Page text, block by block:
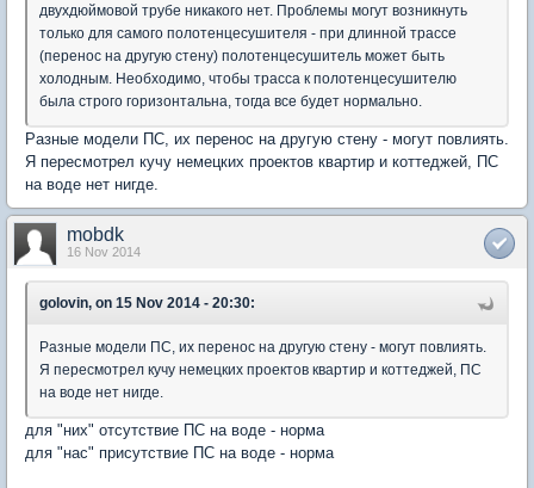
двухдюймовой трубе никакого нет. Проблемы могут возникнуть
только для самого полотенцесушителя - при длинной трассе
(перенос на другую стену) полотенцесушитель может быть
холодным. Необходимо, чтобы трасса к полотенцесушителю
была строго горизонтальна, тогда все будет нормально.
Разные модели ПС, их перенос на другую стену - могут повлиять.
Я пересмотрел кучу немецких проектов квартир и коттеджей, ПС
на воде нет нигде.
mobdk
16 Nov 2014
golovin, on 15 Nov 2014 - 20:30:
Разные модели ПС, их перенос на другую стену - могут повлиять.
Я пересмотрел кучу немецких проектов квартир и коттеджей, ПС
на воде нет нигде.
для "них" отсутствие ПС на воде - норма
для "нас" присутствие ПС на воде - норма